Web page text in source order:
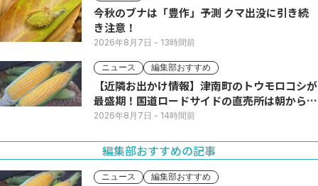
今秋のブナは「豊作」予測 クマ出没に引き続
き注意！
2026年8月7日 - 13時間前
ニュース 編集部おすすめ
【近隣お出かけ情報】津南町のトウモロコシが
最盛期！国道ロードサイドの直売所は朝から長
い列
2026年8月7日 - 14時間前
編集部おすすめの記事
ニュース 編集部おすすめ